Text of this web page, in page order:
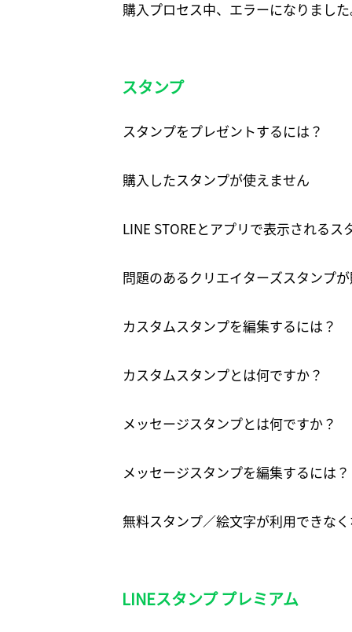
購入プロセス中、エラーになりまし
スタンプ
スタンプをプレゼントするには？
購入したスタンプが使えません
LINE STOREとアプリで表示されるス
問題のあるクリエイターズスタンプ
カスタムスタンプを編集するには？
カスタムスタンプとは何ですか？
メッセージスタンプとは何ですか？
メッセージスタンプを編集するには？
無料スタンプ／絵文字が利用できな
LINEスタンプ プレミアム